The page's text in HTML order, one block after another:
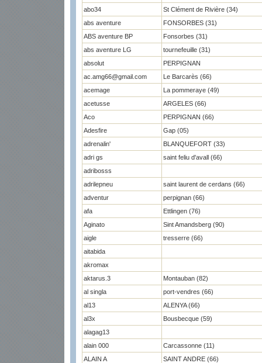
abo34
St Clément de Rivière (34)
abs aventure
FONSORBES (31)
ABS aventure BP
Fonsorbes (31)
abs aventure LG
tournefeuille (31)
absolut
PERPIGNAN
ac.amg66@gmail.com
Le Barcarès (66)
acemage
La pommeraye (49)
acetusse
ARGELES (66)
Aco
PERPIGNAN (66)
Adesfire
Gap (05)
adrenalin'
BLANQUEFORT (33)
adri gs
saint feliu d'avall (66)
adribosss
adrilepneu
saint laurent de cerdans (66)
adventur
perpignan (66)
afa
Ettlingen (76)
Aginato
Sint Amandsberg (90)
aigle
tresserre (66)
aitabida
akromax
aktarus.3
Montauban (82)
al singla
port-vendres (66)
al13
ALENYA (66)
al3x
Bousbecque (59)
alagag13
alain 000
Carcassonne (11)
ALAIN A
SAINT ANDRE (66)